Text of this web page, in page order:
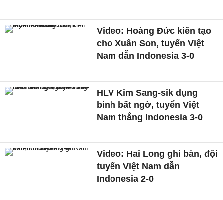
Video: Hoàng Đức kiến tạo
cho Xuân Son, tuyển Việt
Nam dẫn Indonesia 3-0
HLV Kim Sang-sik dụng
binh bất ngờ, tuyển Việt
Nam thắng Indonesia 3-0
Video: Hai Long ghi bàn, đội
tuyển Việt Nam dẫn
Indonesia 2-0